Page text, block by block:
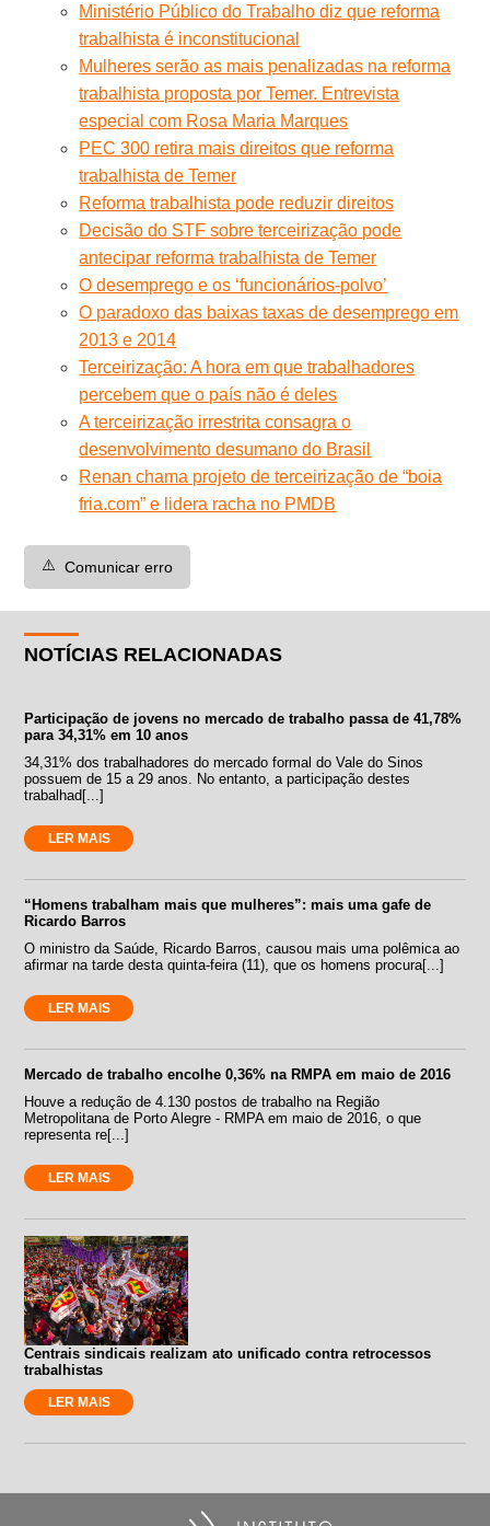
Ministério Público do Trabalho diz que reforma
trabalhista é inconstitucional
Mulheres serão as mais penalizadas na reforma
trabalhista proposta por Temer. Entrevista
especial com Rosa Maria Marques
PEC 300 retira mais direitos que reforma
trabalhista de Temer
Reforma trabalhista pode reduzir direitos
Decisão do STF sobre terceirização pode
antecipar reforma trabalhista de Temer
O desemprego e os ‘funcionários-polvo’
O paradoxo das baixas taxas de desemprego em
2013 e 2014
Terceirização: A hora em que trabalhadores
percebem que o país não é deles
A terceirização irrestrita consagra o
desenvolvimento desumano do Brasil
Renan chama projeto de terceirização de “boia
fria.com” e lidera racha no PMDB
⚠️ Comunicar erro
NOTÍCIAS RELACIONADAS
Participação de jovens no mercado de trabalho passa de 41,78%
para 34,31% em 10 anos
34,31% dos trabalhadores do mercado formal do Vale do Sinos
possuem de 15 a 29 anos. No entanto, a participação destes
trabalhad[...]
LER MAIS
“Homens trabalham mais que mulheres”: mais uma gafe de
Ricardo Barros
O ministro da Saúde, Ricardo Barros, causou mais uma polêmica ao
afirmar na tarde desta quinta-feira (11), que os homens procura[...]
LER MAIS
Mercado de trabalho encolhe 0,36% na RMPA em maio de 2016
Houve a redução de 4.130 postos de trabalho na Região
Metropolitana de Porto Alegre - RMPA em maio de 2016, o que
representa re[...]
LER MAIS
Centrais sindicais realizam ato unificado contra retrocessos
trabalhistas
LER MAIS